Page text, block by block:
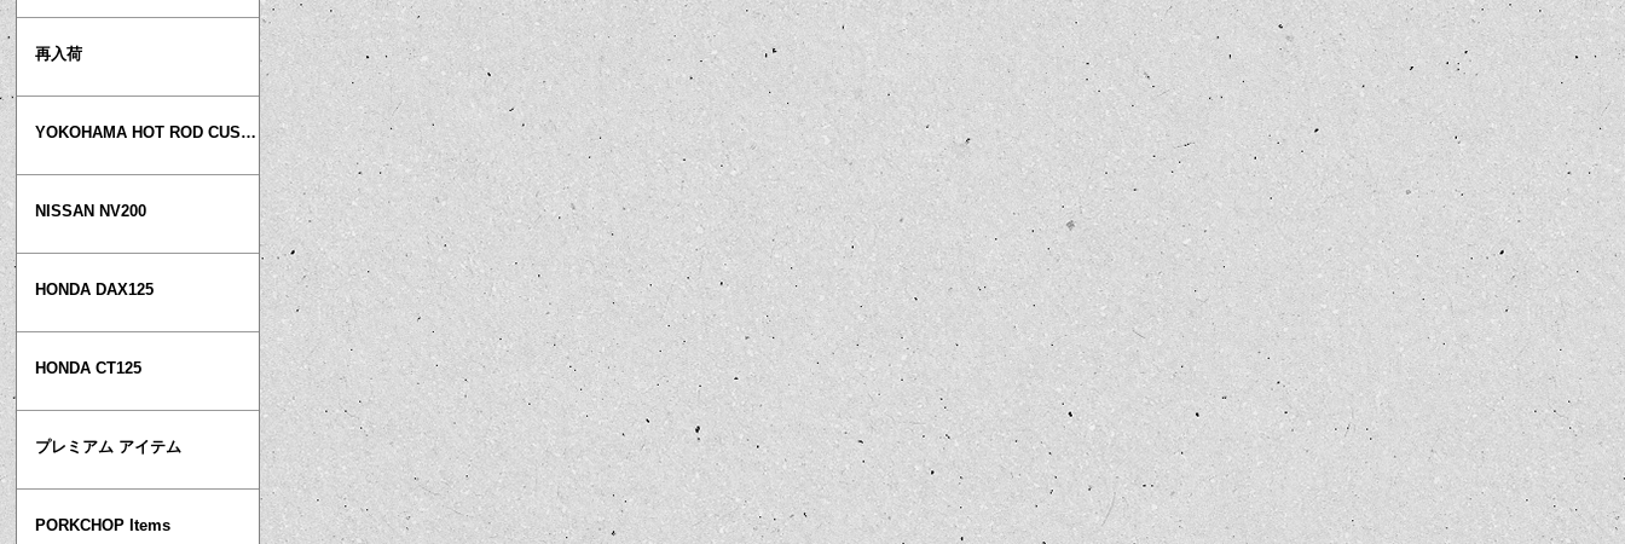
再入荷
YOKOHAMA HOT ROD CUSTOM SHOW
NISSAN NV200
HONDA DAX125
HONDA CT125
プレミアム アイテム
PORKCHOP Items